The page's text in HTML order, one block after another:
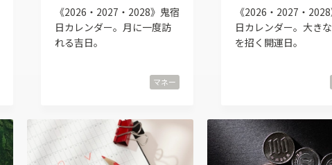
《2026・2027・2028》鬼宿
日カレンダー。月に一度訪
れる吉日。
マネー
《2026・2027・
日カレンダー。大き
を招く開運日。